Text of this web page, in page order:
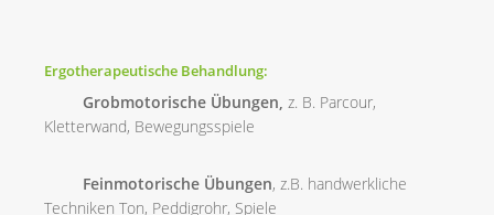
Ergotherapeutische Behandlung:
Grobmotorische Übungen, z. B. Parcour,
Kletterwand, Bewegungsspiele
Feinmotorische Übungen, z.B. handwerkliche
Techniken Ton, Peddigrohr, Spiele